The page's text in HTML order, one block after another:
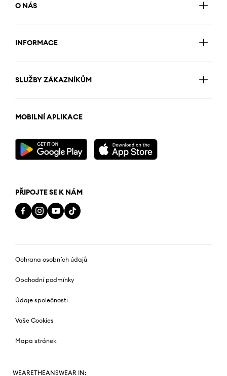
O NÁS
INFORMACE
SLUŽBY ZÁKAZNÍKŮM
MOBILNÍ APLIKACE
PŘIPOJTE SE K NÁM
Ochrana osobních údajů
Obchodní podmínky
Údaje společnosti
Vaše Cookies
Mapa stránek
WEARETHEANSWEAR IN: